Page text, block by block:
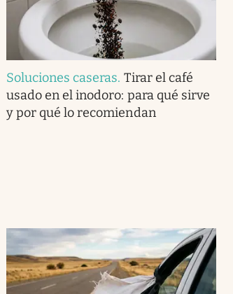
Soluciones caseras. Tirar el café
usado en el inodoro: para qué sirve
y por qué lo recomiendan